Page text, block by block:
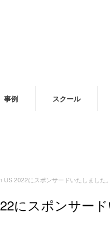
事例 スクール
US 2022にスポンサードいたしました。
にスポンサード